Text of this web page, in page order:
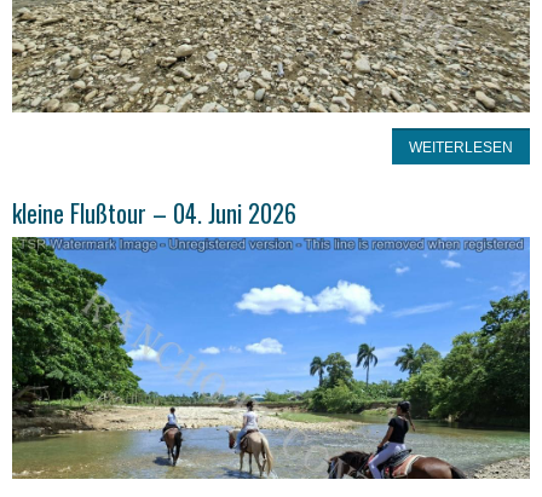
WEITERLESEN
kleine Flußtour – 04. Juni 2026